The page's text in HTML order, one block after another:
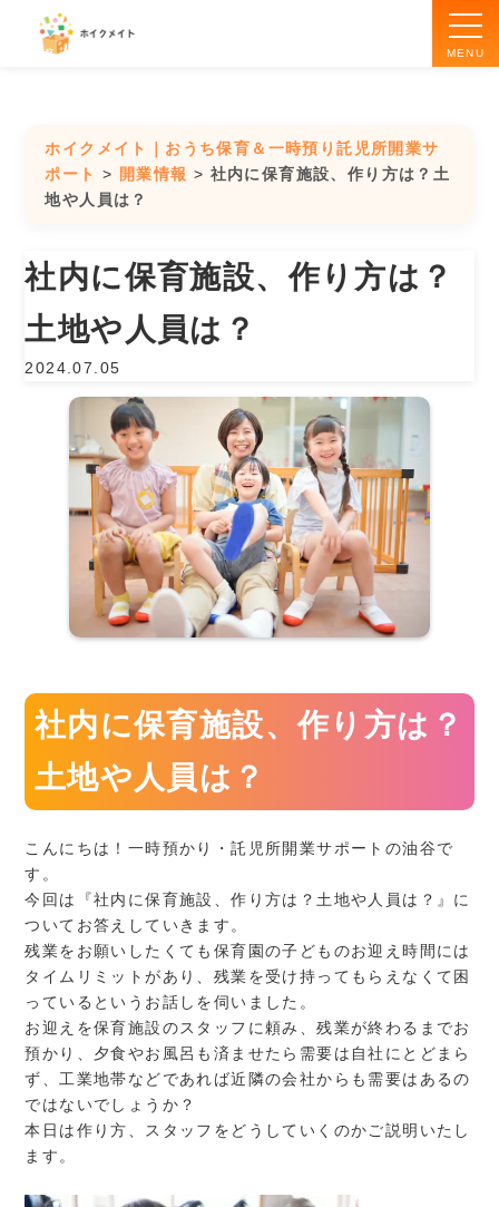
MENU
一時預り・託児所開業
講師紹介
開業情報ブログ
ホイクメイト｜おうち保育＆一時預り託児所開業サ
ポート
> 開業情報 > 社内に保育施設、作り方は？土
地や人員は？
社内に保育施設、作り方は？
土地や人員は？
2024.07.05
社内に保育施設、作り方は？
土地や人員は？
こんにちは！一時預かり・託児所開業サポートの油谷で
す。
今回は『社内に保育施設、作り方は？土地や人員は？』に
ついてお答えしていきます。
残業をお願いしたくても保育園の子どものお迎え時間には
タイムリミットがあり、残業を受け持ってもらえなくて困
っているというお話しを伺いました。
お迎えを保育施設のスタッフに頼み、残業が終わるまでお
預かり、夕食やお風呂も済ませたら需要は自社にとどまら
ず、工業地帯などであれば近隣の会社からも需要はあるの
ではないでしょうか？
本日は作り方、スタッフをどうしていくのかご説明いたし
ます。